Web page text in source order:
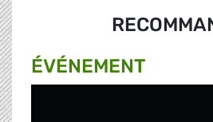
ÉVÉNEMENT